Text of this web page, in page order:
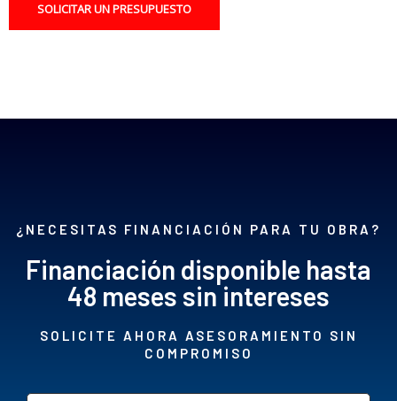
SOLICITAR UN PRESUPUESTO
¿NECESITAS FINANCIACIÓN PARA TU OBRA?
Financiación disponible hasta
48 meses sin intereses
SOLICITE AHORA ASESORAMIENTO SIN
COMPROMISO